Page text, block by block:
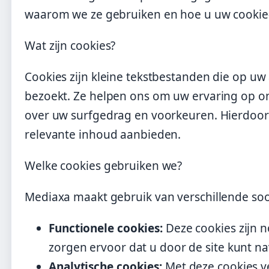
waarom we ze gebruiken en hoe u uw
Wat zijn cookies?
Cookies zijn kleine tekstbestanden die op
bezoekt. Ze helpen ons om uw ervaring op
over uw surfgedrag en voorkeuren.
relevante inhoud aanbieden.
Welke cookies gebruiken we?
Mediaxa maakt gebruik van verschillende
Functionele cookies: Deze cookies zijn
zorgen ervoor dat u door de site kunt